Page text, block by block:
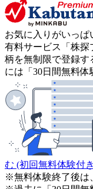
お気に入りがいっぱ
有料サービス「株探
柄を無制限で登録す
には「30日間無料体
む (初回無料体験付
※無料体験終了後は